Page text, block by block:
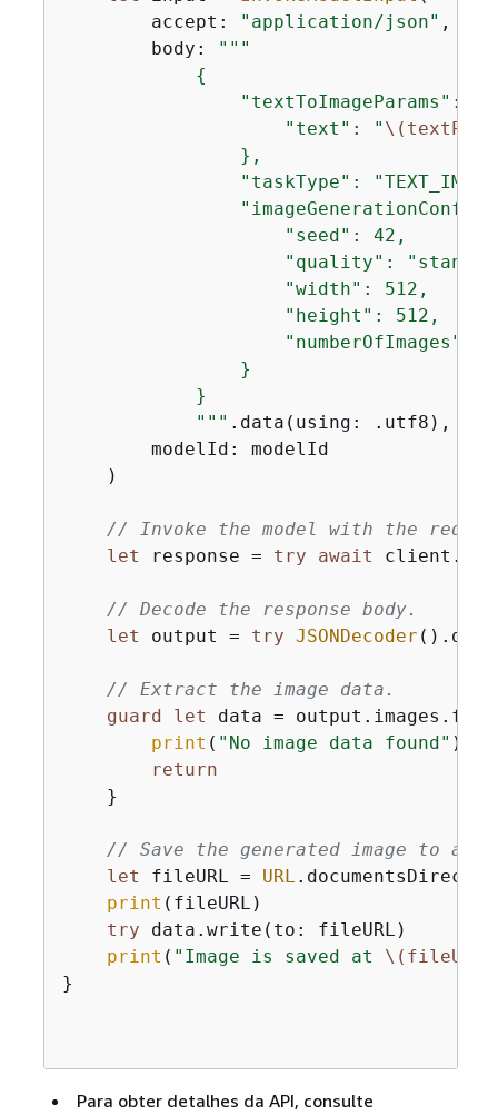
        accept:
"application/json" ,
        body:
"""
{
                "textToImageParams":
                    "text": "
                },
"taskType":
                    "seed": 42,
"quality":
                    "width": 512,
                    "height": 512,
                    "numberOfImages": 1
                }
            }
            """
.data(using: .utf8),
        modelId: modelId
    )
// Invoke the model with the
let response = try await
// Decode the response body.
let output = try JSONDecoder
// Extract the image data.
guard
let data =
print ( "No image data found" )
return
    }
// Save the generated image to a
let fileURL = URL
print (fileURL)
try data.write(to: fileURL)
print ( "Image is saved at \(fileURL)
}
Para obter detalhes da API, consulte